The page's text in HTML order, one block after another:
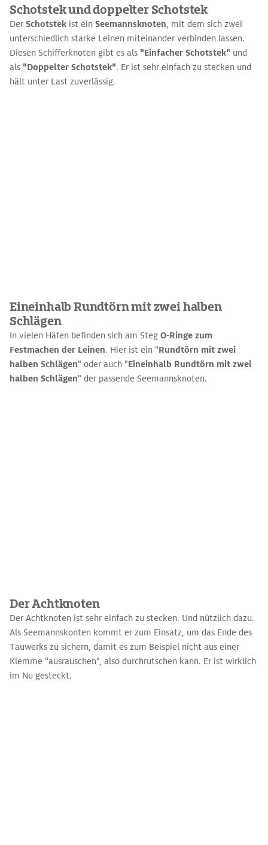
Schotstek und doppelter Schotstek
DerSchotstek ist ein Seemannsknoten, mit dem sich zwei
unterschiedlich starke Leinen miteinander verbinden lassen.
Diesen Schifferknoten gibt es als "Einfacher Schotstek" und
als "Doppelter Schotstek". Er ist sehr einfach zu stecken und
hält unter Last zuverlässig.
Eineinhalb Rundtörn mit zwei halben
Schlägen
In vielen Häfen befinden sich am Steg O-Ringe zum
Festmachen der Leinen. Hier ist ein "Rundtörn mit zwei
halben Schlägen" oder auch "Eineinhalb Rundtörn mit zwei
halben Schlägen" der passende Seemannsknoten.
Der Achtknoten
Der Achtknoten ist sehr einfach zu stecken. Und nützlich dazu.
Als Seemannskonten kommt er zum Einsatz, um das Ende des
Tauwerks zu sichern, damit es zum Beispiel nicht aus einer
Klemme "ausrauschen", also durchrutschen kann. Er ist wirklich
im Nu gesteckt.